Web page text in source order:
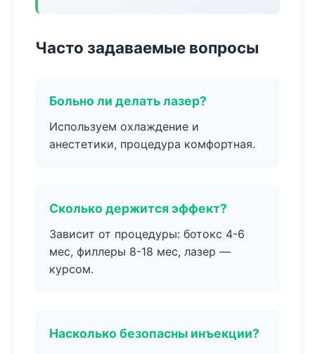
Часто задаваемые вопросы
Больно ли делать лазер?
Используем охлаждение и
анестетики, процедура комфортная.
Сколько держится эффект?
Зависит от процедуры: ботокс 4-6
мес, филлеры 8-18 мес, лазер —
курсом.
Насколько безопасны инъекции?